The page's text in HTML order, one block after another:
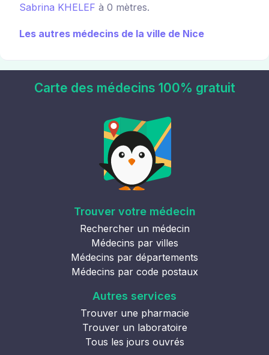
Sabrina KHELEF à 0 mètres.
Les autres médecins de la ville de Nice
Carte des médecins 100% gratuit
Trouver votre médecin
Rechercher un médecin
Médecins par villes
Médecins par départements
Médecins par code postaux
Autres services
Trouver une pharmacie
Trouver un laboratoire
Tous les jours ouvrés